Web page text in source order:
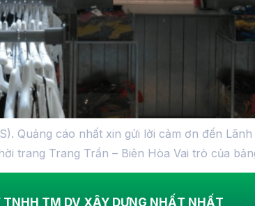
Quảng cáo nhất xin gửi lời cảm ơn đến
trang Trang Trần – Biên Hòa Vai trò của
TNHH TM DV XÂY DỰNG NHẤT NHẤT